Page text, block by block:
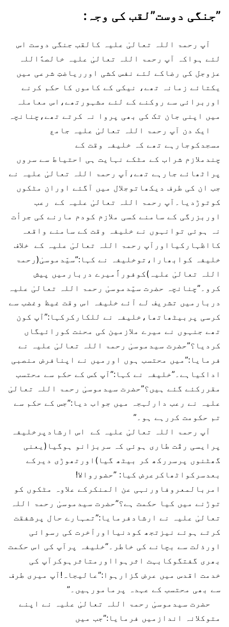
”جنگی دوست”لقب کی وجہ:
آپ رحمۃ اللہ تعالیٰ علیہ کالقب جنگی دوست اس
لئے ہواکہ آپ رحمۃ اللہ تعالیٰ علیہ خالصۃًاللہ
عزوجل کی رضاکے لئے نفس کشی اورریاضتِ شرعی میں
یکتائے زمانہ تھے، نیکی کے کاموں کا حکم کرنے
اوربرائی سے روکنے کے لئے مشہورتھے،اس معاملہ
میں اپنی جان تک کی بھی پروا نہ کرتے تھے،چنانچہ
ایک دن آپ رحمۃ اللہ تعالیٰ علیہ جامع
مسجدکوجارہے تھے کہ خلیفہ وقت کے
چندملازم شراب کے مٹکے نہایت ہی احتیاط سے سروں
پراٹھائے جارہے تھے،آپ رحمۃ اللہ تعالیٰ علیہ نے
جب ان کی طرف دیکھاتوجلال میں آگئے اوران مٹکوں
کوتوڑدیا۔آپ رحمۃ اللہ تعالیٰ علیہ کے رعب
اوربزرگی کے سامنے کسی ملازم کودم مارنے کی جرأت
نہ ہوئی توانہوں نے خلیفہ وقت کے سامنے واقعہ
کااظہارکیااورآپ رحمۃ اللہ تعالیٰ علیہ کے خلاف
خلیفہ کوابھارا،توخلیفہ نے کہا:”سیّدموسیٰ(رحمۃ
اللہ تعالیٰ علیہ)کوفوراًمیرے دربارمیں پیش
کرو۔”چنانچہ حضرت سیّدموسیٰ رحمۃ اللہ تعالیٰ علیہ
دربارمیں تشریف لے آئے خلیفہ اس وقت غیظ وغضب سے
کرسی پربیٹھاتھا،خلیفہ نے للکارکرکہا:”آپ کون
تھے جنہوں نے میرے ملازمین کی محنت کورائیگاں
کردیا؟”حضرت سیدموسیٰ رحمۃ اللہ تعالیٰ علیہ نے
فرمایا:”میں محتسب ہوں اورمیں نے اپنافرض منصبی
اداکیاہے۔”خلیفہ نے کہا:”آپ کس کے حکم سے محتسب
مقررکئے گئے ہیں؟”حضرت سیدموسیٰ رحمۃ اللہ تعالیٰ
علیہ نے رعب دارلہجہ میں جواب دیا:”جس کے حکم سے
تم حکومت کررہے ہو۔”
آپ رحمۃ اللہ تعالیٰ علیہ کے اس ارشادپرخلیفہ
پرایسی رقّت طاری ہوئی کہ سربزانو ہوگیا(یعنی
گھٹنوں پرسررکھ کر بیٹھ گیا)اورتھوڑی دیرکے
بعدسرکواٹھاکرعرض کیا: ”حضوروالا!
امربالمعروفاورنہی عن المنکرکے علاوہ مٹکوں کو
توڑنے میں کیا حکمت ہے؟”حضرت سیدموسیٰ رحمۃ اللہ
تعالیٰ علیہ نے ارشادفرمایا:”تمہارے حال پرشفقت
کرتے ہوئے نیزتجھ کودنیااورآخرت کی رسوائی
اورذلت سے بچانے کی خاطر۔”خلیفہ پرآپ کی اس حکمت
بھری گفتگوکابہت اثرہوااورمتاثرہوکرآپ کی
خدمت اقدس میں عرض گزارہوا:”عالیجاہ!آپ میری طرف
سے بھی محتسب کے عہدہ پرمامورہیں۔”
حضرت سیدموسیٰ رحمۃ اللہ تعالیٰ علیہ نے اپنے
متوکلانہ اندازمیں فرمایا:”جب میں